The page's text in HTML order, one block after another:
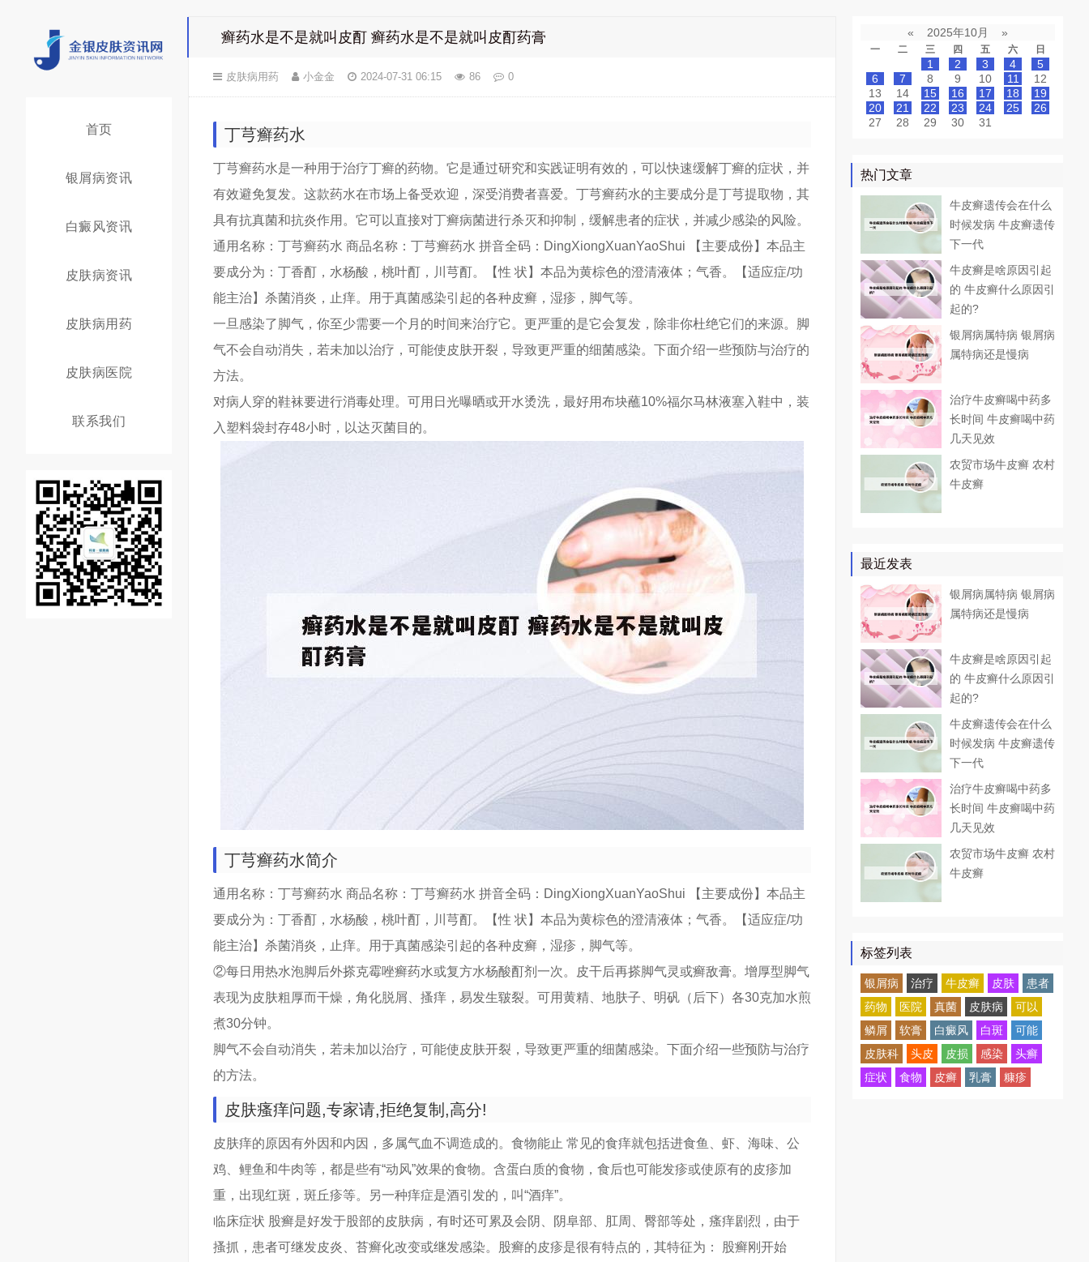
首页
银屑病资讯
白癜风资讯
皮肤病资讯
皮肤病用药
皮肤病医院
联系我们
癣药水是不是就叫皮酊 癣药水是不是就叫皮酊药膏
皮肤病用药 小金金 2024-07-31 06:15 86 0
丁芎癣药水
丁芎癣药水是一种用于治疗丁癣的药物。它是通过研究和实践证明有效的，可以快速缓解丁癣的症状，并
有效避免复发。这款药水在市场上备受欢迎，深受消费者喜爱。丁芎癣药水的主要成分是丁芎提取物，其
具有抗真菌和抗炎作用。它可以直接对丁癣病菌进行杀灭和抑制，缓解患者的症状，并减少感染的风险。
通用名称：丁芎癣药水 商品名称：丁芎癣药水 拼音全码：DingXiongXuanYaoShui 【主要成份】本品主
要成分为：丁香酊，水杨酸，桃叶酊，川芎酊。【性 状】本品为黄棕色的澄清液体；气香。【适应症/功
能主治】杀菌消炎，止痒。用于真菌感染引起的各种皮癣，湿疹，脚气等。
一旦感染了脚气，你至少需要一个月的时间来治疗它。更严重的是它会复发，除非你杜绝它们的来源。脚
气不会自动消失，若未加以治疗，可能使皮肤开裂，导致更严重的细菌感染。下面介绍一些预防与治疗的
方法。
对病人穿的鞋袜要进行消毒处理。可用日光曝晒或开水烫洗，最好用布块蘸10%福尔马林液塞入鞋中，装
入塑料袋封存48小时，以达灭菌目的。
丁芎癣药水简介
通用名称：丁芎癣药水 商品名称：丁芎癣药水 拼音全码：DingXiongXuanYaoShui 【主要成份】本品主
要成分为：丁香酊，水杨酸，桃叶酊，川芎酊。【性 状】本品为黄棕色的澄清液体；气香。【适应症/功
能主治】杀菌消炎，止痒。用于真菌感染引起的各种皮癣，湿疹，脚气等。
②每日用热水泡脚后外搽克霉唑癣药水或复方水杨酸酊剂一次。皮干后再搽脚气灵或癣敌膏。增厚型脚气
表现为皮肤粗厚而干燥，角化脱屑、搔痒，易发生皲裂。可用黄精、地肤子、明矾（后下）各30克加水煎
煮30分钟。
脚气不会自动消失，若未加以治疗，可能使皮肤开裂，导致更严重的细菌感染。下面介绍一些预防与治疗
的方法。
皮肤瘙痒问题,专家请,拒绝复制,高分!
皮肤痒的原因有外因和内因，多属气血不调造成的。食物能止 常见的食痒就包括进食鱼、虾、海味、公
鸡、鲤鱼和牛肉等，都是些有“动风”效果的食物。含蛋白质的食物，食后也可能发疹或使原有的皮疹加
重，出现红斑，斑丘疹等。另一种痒症是酒引发的，叫“酒痒”。
临床症状 股癣是好发于股部的皮肤病，有时还可累及会阴、阴阜部、肛周、臀部等处，瘙痒剧烈，由于
搔抓，患者可继发皮炎、苔癣化改变或继发感染。股癣的皮疹是很有特点的，其特征为： 股癣刚开始
« 2025年10月 »
一 二 三 四 五 六 日
1 2 3 4
5
6
7 8 9 10 11
12
13
14 15 16 17 18
19
20
21 22 23 24 25
26
27
28 29 30 31
热门文章
牛皮癣遗传会在什么
时候发病 牛皮癣遗传
下一代
牛皮癣是啥原因引起
的 牛皮癣什么原因引
起的?
银屑病属特病 银屑病
属特病还是慢病
治疗牛皮癣喝中药多
长时间 牛皮癣喝中药
几天见效
农贸市场牛皮癣 农村
牛皮癣
最近发表
银屑病属特病 银屑病
属特病还是慢病
牛皮癣是啥原因引起
的 牛皮癣什么原因引
起的?
牛皮癣遗传会在什么
时候发病 牛皮癣遗传
下一代
治疗牛皮癣喝中药多
长时间 牛皮癣喝中药
几天见效
农贸市场牛皮癣 农村
牛皮癣
标签列表
银屑病 治疗 牛皮癣 皮肤
患者
药物
医院 真菌 皮肤病
可以
鳞屑
软膏 白癜风 白斑
可能
皮肤科
头皮 皮损 感染
头癣
症状
食物 皮癣 乳膏 糠疹